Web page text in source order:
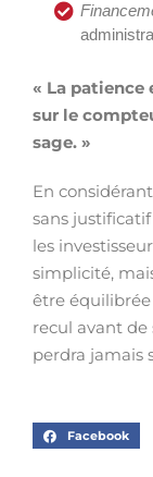
« La
sur le
sage. »
En
sans
les
simplicité,
être
recul avant de
perdra jamais
Facebook